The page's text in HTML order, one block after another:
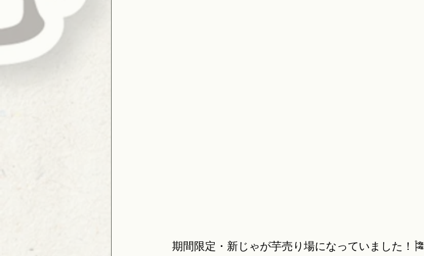
期間限定・新じゃが芋売り場になっていました！🎏